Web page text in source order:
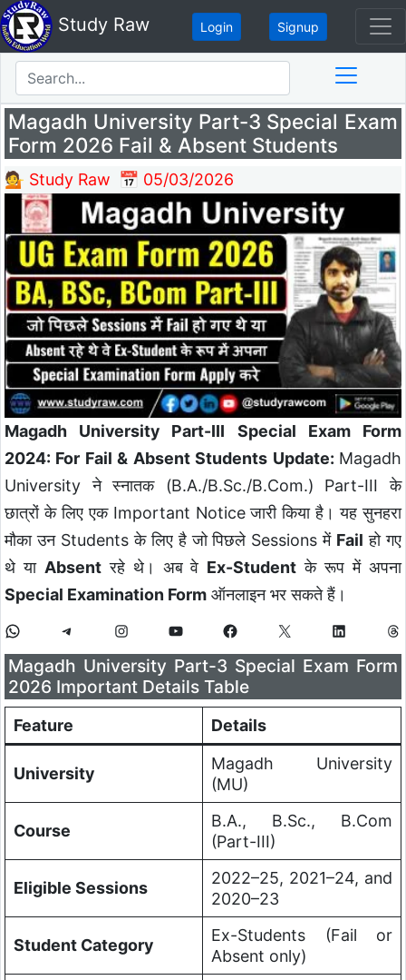
Study Raw Login Signup
Magadh University Part-3 Special Exam
Form 2026 Fail & Absent Students
💁 Study Raw 📅 05/03/2026
Magadh University Part-III Special Exam Form
2024: For Fail & Absent Students Update: Magadh
University ने स्नातक (B.A./B.Sc./B.Com.) Part-III के
छात्रों के लिए एक Important Notice जारी किया है। यह सुनहरा
मौका उन Students के लिए है जो पिछले Sessions में Fail हो गए
थे या Absentरहे थे। अब वे Ex-Student के रूप में अपना
Special Examination Form ऑनलाइन भर सकते हैं।
Magadh University Part-3 Special Exam Form
2026 Important Details Table
Feature Details
University
Magadh University
(MU)
Course
B.A., B.Sc., B.Com
(Part-III)
Eligible Sessions
2022–25, 2021–24, and
2020–23
Student Category
Ex-Students (Fail or
Absent only)